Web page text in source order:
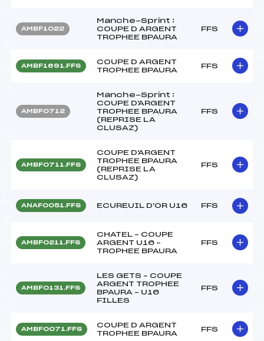
AMBF1022
Manche-Sprint :
COUPE D ARGENT
TROPHEE BPAURA
FFS
AMBF1691.FFS
COUPE D ARGENT
TROPHEE BPAURA
FFS
AMBF0712
Manche-Sprint :
COUPE D'ARGENT
TROPHEE BPAURA
(REPRISE LA
CLUSAZ)
FFS
AMBF0711.FFS
COUPE D'ARGENT
TROPHEE BPAURA
(REPRISE LA
CLUSAZ)
FFS
ANAF0051.FFS ECUREUIL D'OR U16 FFS
AMBF0211.FFS
CHATEL – COUPE
ARGENT U16 –
TROPHEE BPAURA
FFS
AMBF0131.FFS
LES GETS – COUPE
ARGENT TROPHEE
BPAURA – U16
FILLES
FFS
AMBF0071.FFS
COUPE D ARGENT
TROPHEE BPAURA
FFS